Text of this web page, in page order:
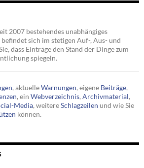
2007 bestehendes unabhängiges
sich im stetigen Auf-, Aus- und
dass Einträge den Stand der Dinge zum
spiegeln.
, aktuelleWarnungen, eigene Beiträge,
, ein Webverzeichnis, Archivmaterial,
Media, weitereSchlagzeilen und wie Sie
können.